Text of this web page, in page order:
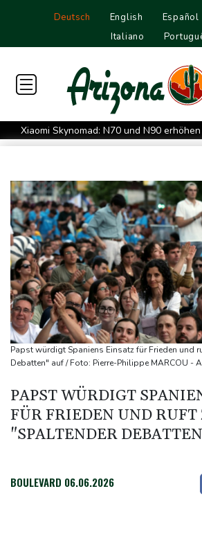
Deutsch English Español
Italiano
Xiaomi Skynomad: N70 und N90
SUV-Markt
Falschvideo zu Merz-Rücktritt
Papst Leo XIV. will bei Frankreich-
treffen
Nationaler Sicherheitsrat mit Merz tagt
Leipzig
Kabel der Deutschen Bahn beschädigt:
ermittelt wegen Sabotage
Frankreichs Außenminister Barrot
Wahlkampf-Einmischung an
Ein Viertel der Reisenden in
KI vorschlagen
Norwegens Fußball-Verband fordert
Verurteilte Linksextremistin:
Beugehaft für Lina E.
Papst würdigt Spaniens Einsatz für Frieden und
Debatten" auf / Foto: Pierre-Philippe MARCOU -
PAPST WÜRDIGT
FÜR FRIEDEN UND RUFT
"SPALTENDER
BOULEVARD 06.06.2026